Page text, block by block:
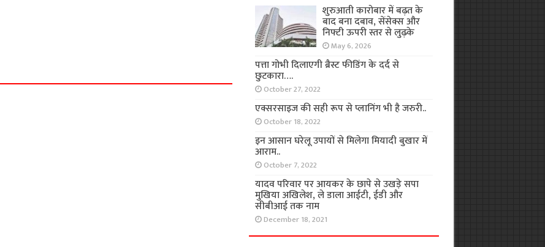
शुरुआती कारोबार में बढ़त के
बाद बना दबाव, सेंसेक्स और
निफ्टी ऊपरी स्तर से लुढ़के
May 6, 2026
पत्ता गोभी दिलाएगी ब्रैस्ट फीडिंग के दर्द से
छुटकारा….
October 27, 2022
एक्सरसाइज की सही रूप से प्लानिंग भी है जरुरी..
October 18, 2022
इन आसान घरेलू उपायों से मिलेगा मियादी बुखार में
आराम..
October 7, 2022
यादव परिवार पर आयकर के छापे से उखड़े सपा
मुखिया अखिलेश, ले डाला आईटी, ईडी और
सीबीआई तक नाम
December 18, 2021